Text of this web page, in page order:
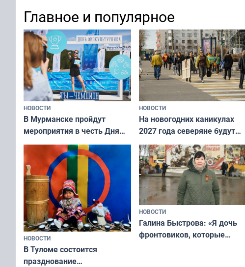
Главное и популярное
НОВОСТИ
В Мурманске пройдут
мероприятия в честь Дня
физкультурника
НОВОСТИ
На новогодних каникулах
2027 года северяне будут
отдыхать 11 дней
НОВОСТИ
В Туломе состоится
празднование
НОВОСТИ
Галина Быстрова: «Я дочь
фронтовиков, которые